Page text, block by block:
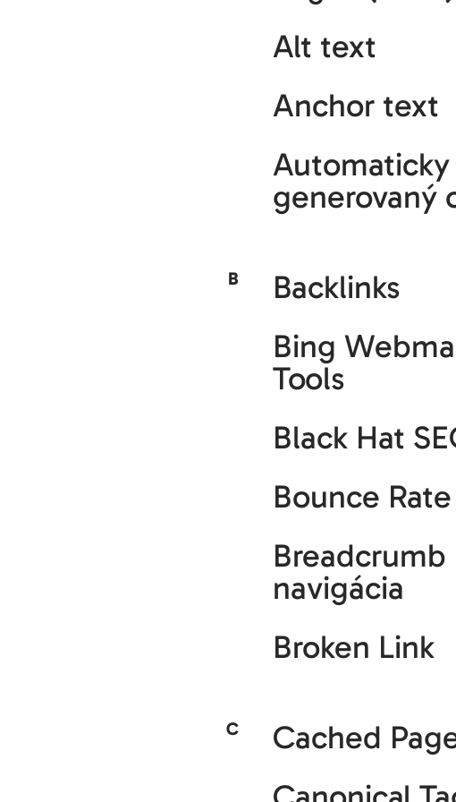
Alt text
Anchor text
Automaticky
generovaný
B
Backlinks
Bing
Tools
Black Hat
Bounce Rate
Breadcrumb
navigácia
Broken Link
C
Cached